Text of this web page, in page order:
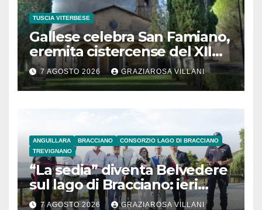
TUSCIA VITERBESE
Gallese celebra San Famiano,
eremita cistercense del XII
secolo
7 AGOSTO 2026 GRAZIAROSA VILLANI
ANGUILLARA BRACCIANO
CONSORZIO LAGO DI BRACCIANO
TREVIGNANO
“La sedia” diventa Belvedere
sul lago di Bracciano: ieri
l’inaugurazione
7 AGOSTO 2026 GRAZIAROSA VILLANI